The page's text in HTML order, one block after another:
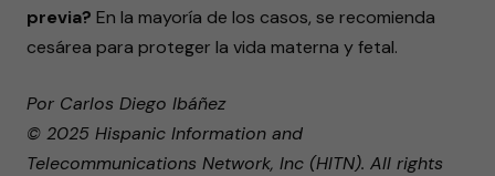
previa? En la mayoría de los casos, se recomienda
cesárea para proteger la vida materna y fetal.
Por Carlos Diego Ibáñez
© 2025 Hispanic Information and
Telecommunications Network, Inc (HITN). All rights